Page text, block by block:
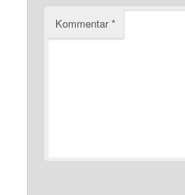
Kommentar*